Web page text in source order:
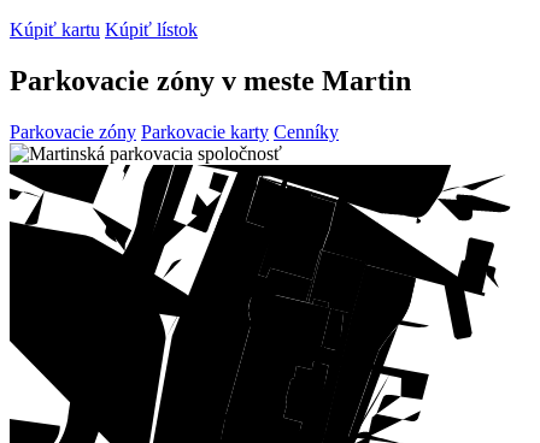
Kúpiť kartu Kúpiť lístok
Parkovacie zóny v meste Martin
Parkovacie zóny Parkovacie karty Cenníky